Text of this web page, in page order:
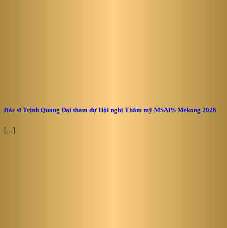
Bác sĩ Trịnh Quang Đại tham dự Hội nghị Thẩm mỹ MSAPS Mekong 2026
[...]